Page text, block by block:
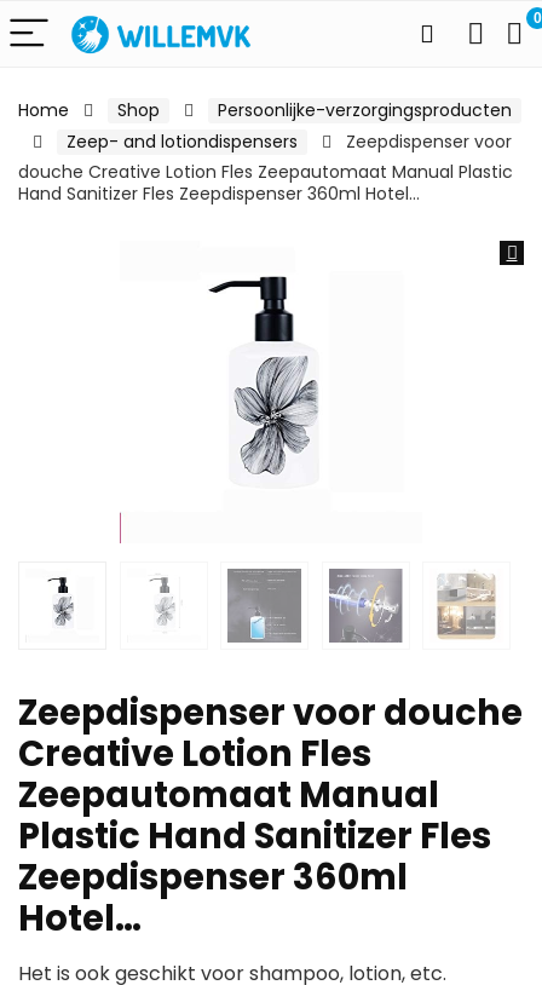
0
Home Shop
Persoonlijke-verzorgingsproducten
Zeep- and lotiondispensers
Zeepdispenser voor
douche Creative Lotion Fles Zeepautomaat Manual Plastic
Hand Sanitizer Fles Zeepdispenser 360ml Hotel…
Zeepdispenser voor douche
Creative Lotion Fles
Zeepautomaat Manual
Plastic Hand Sanitizer Fles
Zeepdispenser 360ml
Hotel…
Het is ook geschikt voor shampoo, lotion, etc.